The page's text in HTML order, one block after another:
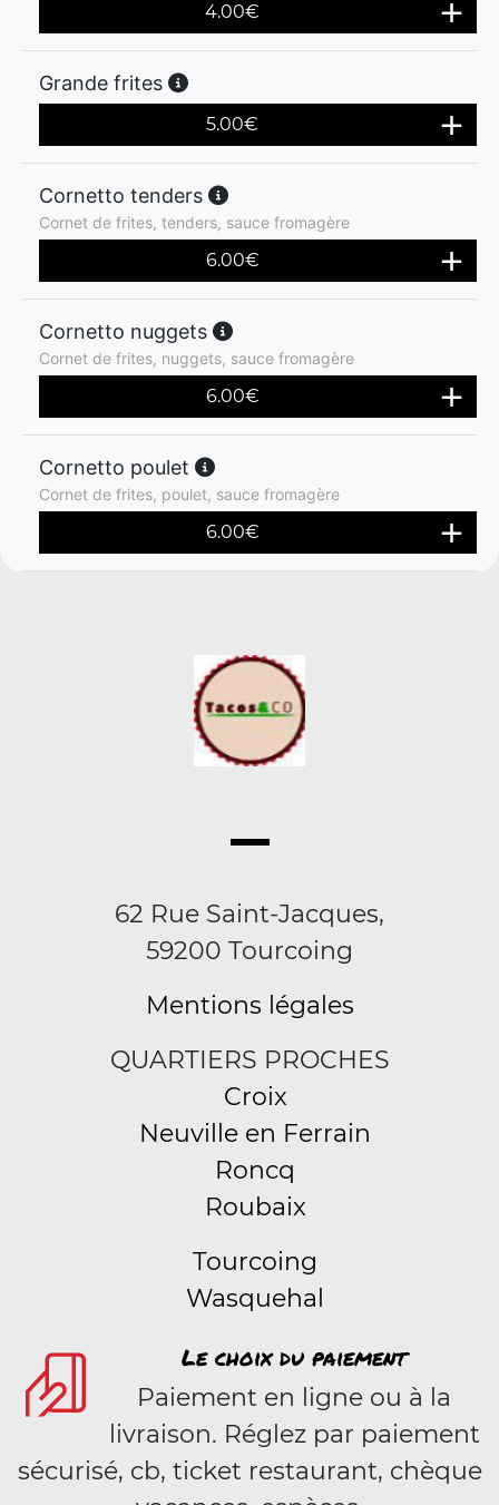
4.00€
Grande frites
5.00€
Cornetto tenders
Cornet de frites, tenders, sauce fromagère
6.00€
Cornetto nuggets
Cornet de frites, nuggets, sauce fromagère
6.00€
Cornetto poulet
Cornet de frites, poulet, sauce fromagère
6.00€
62 Rue Saint-Jacques,
59200 Tourcoing
Mentions légales
QUARTIERS PROCHES
Croix
Neuville en Ferrain
Roncq
Roubaix
Tourcoing
Wasquehal
Le choix du paiement
Paiement en ligne ou à la
livraison. Réglez par paiement
sécurisé, cb, ticket restaurant, chèque